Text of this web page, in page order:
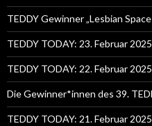
TEDDY Gewinner „Lesbian
TEDDY TODAY: 23. Februar 2025
TEDDY TODAY: 22. Februar 2025
Die Gewinner*innen des 39.
TEDDY TODAY: 21. Februar 2025